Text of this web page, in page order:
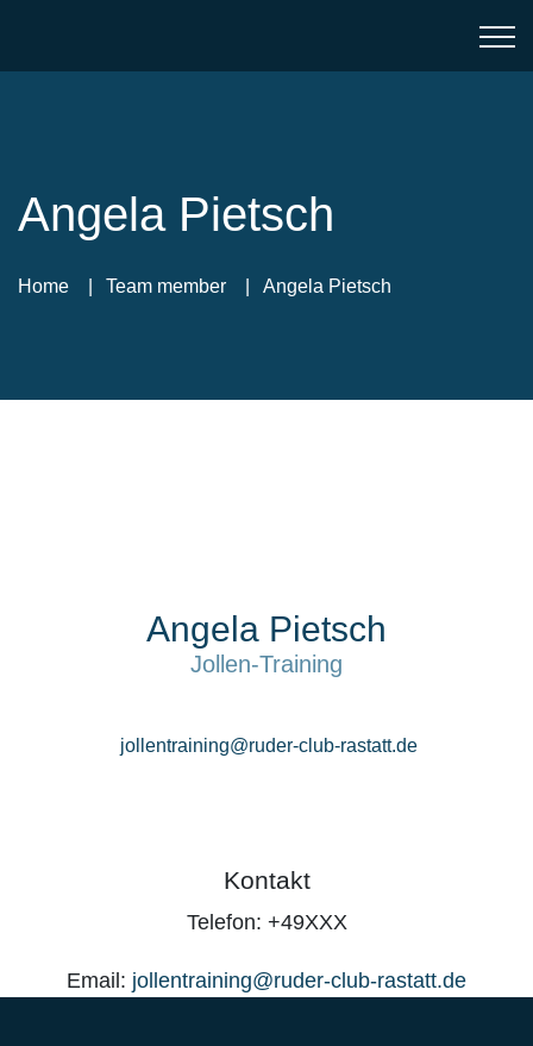
Angela Pietsch
Home Team member Angela Pietsch
Angela Pietsch
Jollen-Training
jollentraining@ruder-club-rastatt.de
Kontakt
Telefon: +49XXX
Email: jollentraining@ruder-club-rastatt.de